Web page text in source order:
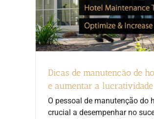
Dicas de manutenção de
e aumentar a lucratividade
O pessoal de manutenção do
crucial a desempenhar no